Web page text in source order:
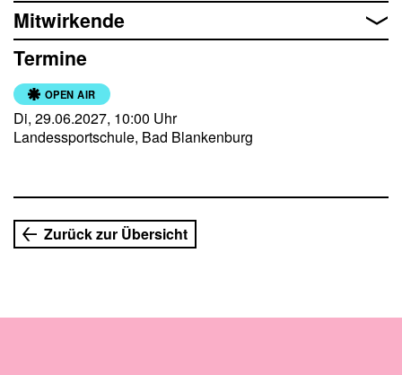
Komponisten, in der es von speziellen Instrumenten nur so
wimmelt. Mit vielen klanglichen Überraschungen könnt ihr
eine der berühmtesten Komponistenfamilien aller Zeiten
ganz privat kennenlernen – und dabei selbst mit viel
Bewegung, singend, tanzend und Bahnfahrend in die
200jährige Geschichte der klingenden Sträusse
eintauchen. Wer weiß? Vielleicht könnt ihr hinterher sogar
die Frage beantworten, was Johann Strauss mit zwei
Mitwirkende
Termine
OPEN AIR
Di, 29.06.2027, 10:00 Uhr
Landessportschule, Bad Blankenburg
Zurück zur Übersicht